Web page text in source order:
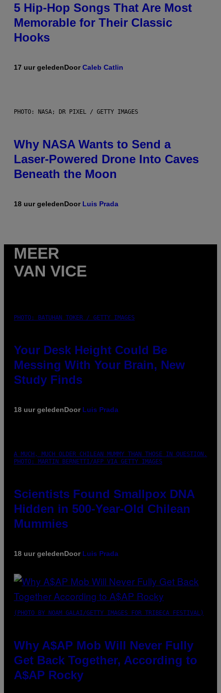
5 Hip-Hop Songs That Are Most
Memorable for Their Classic
Hooks
17 uur geledenDoorCaleb Catlin
PHOTO: NASA; DR PIXEL / GETTY IMAGES
Why NASA Wants to Send a
Laser-Powered Drone Into Caves
Beneath the Moon
18 uur geledenDoor Luis Prada
MEER
VAN VICE
PHOTO: BATUHAN TOKER / GETTY IMAGES
Your Desk Height Could Be
Messing With Your Brain, New
Study Finds
18 uur geledenDoor Luis Prada
A MUCH, MUCH OLDER CHILEAN MUMMY THAN THOSE IN QUESTION.
PHOTO: MARTIN BERNETTI/AFP VIA GETTY IMAGES
Scientists Found Smallpox DNA
Hidden in 500-Year-Old Chilean
Mummies
18 uur geledenDoor Luis Prada
(PHOTO BY NOAM GALAI/GETTY IMAGES FOR TRIBECA FESTIVAL)
Why A$AP Mob Will Never Fully
Get Back Together, According to
A$AP Rocky